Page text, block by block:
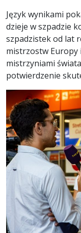
Język wynikami
dzieje w szpadzie
szpadzistek od lat
mistrzostw Europy
mistrzyniami
potwierdzenie